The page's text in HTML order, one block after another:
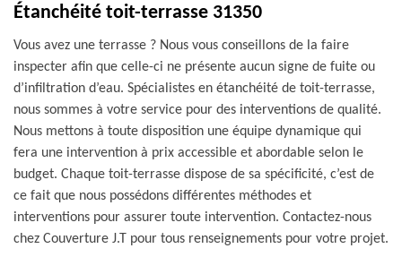
Étanchéité toit-terrasse 31350
Vous avez une terrasse ? Nous vous conseillons de la faire
inspecter afin que celle-ci ne présente aucun signe de fuite ou
d’infiltration d’eau. Spécialistes en étanchéité de toit-terrasse,
nous sommes à votre service pour des interventions de qualité.
Nous mettons à toute disposition une équipe dynamique qui
fera une intervention à prix accessible et abordable selon le
budget. Chaque toit-terrasse dispose de sa spécificité, c’est de
ce fait que nous possédons différentes méthodes et
interventions pour assurer toute intervention. Contactez-nous
chez Couverture J.T pour tous renseignements pour votre projet.